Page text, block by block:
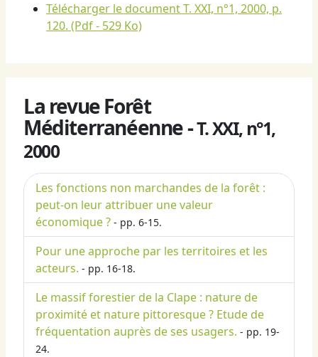
Télécharger le document T. XXI, n°1, 2000, p.
120. (Pdf - 529 Ko)
La revue Forêt
Méditerranéenne -T. XXI, n°1,
2000
Les fonctions non marchandes de la forêt :
peut-on leur attribuer une valeur
économique ? - pp. 6-15.
Pour une approche par les territoires et les
acteurs. - pp. 16-18.
Le massif forestier de la Clape : nature de
proximité et nature pittoresque ? Etude de
fréquentation auprès de ses usagers. - pp. 19-
24.